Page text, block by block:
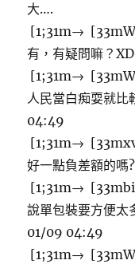
大…. [m
[1;31m→
有，有疑問
[1;31m→
人民當白痴耍
04:49
[1;31m→
好一點負差
[1;31m→
說單包裝要方便
01/09 04:49
[1;31m→